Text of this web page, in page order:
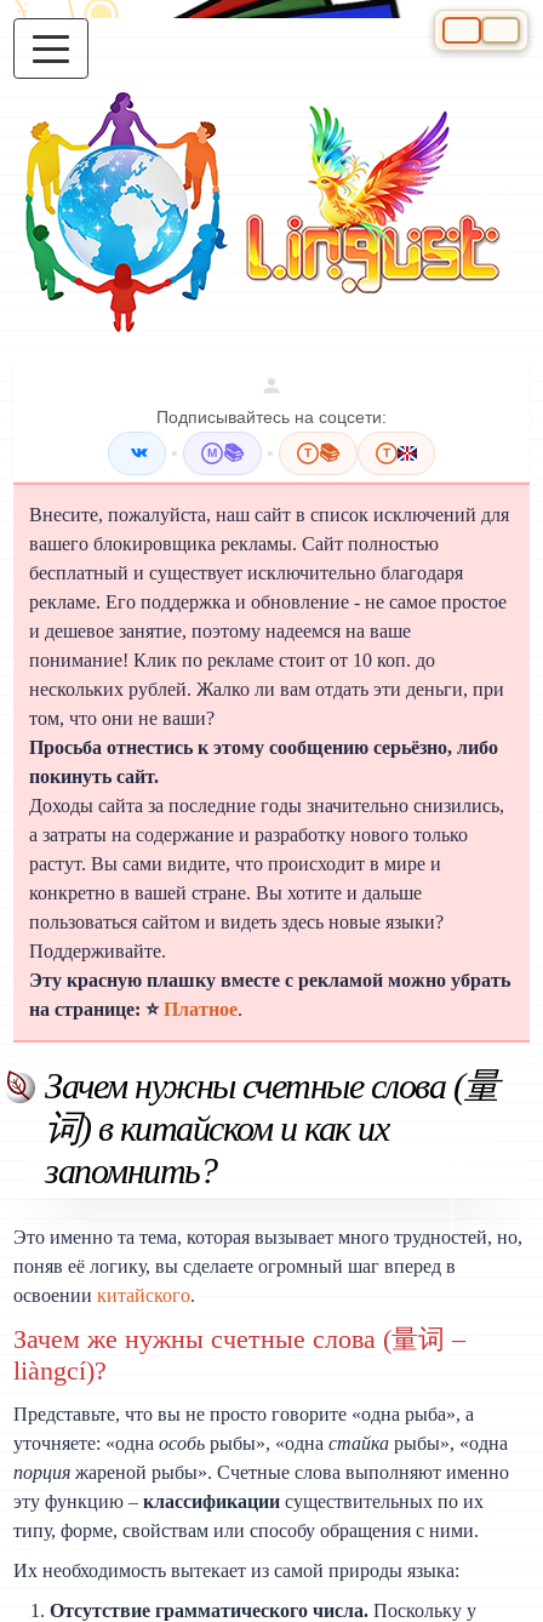
Подписывайтесь на соцсети:
• M 📚 • T 📚 T
Внесите, пожалуйста, наш сайт в список исключений для
вашего блокировщика рекламы. Сайт полностью
бесплатный и существует исключительно благодаря
рекламе. Его поддержка и обновление - не самое простое
и дешевое занятие, поэтому надеемся на ваше
понимание! Клик по рекламе стоит от 10 коп. до
нескольких рублей. Жалко ли вам отдать эти деньги, при
том, что они не ваши?
Просьба отнестись к этому сообщению серьёзно, либо
покинуть сайт.
Доходы сайта за последние годы значительно снизились,
а затраты на содержание и разработку нового только
растут. Вы сами видите, что происходит в мире и
конкретно в вашей стране. Вы хотите и дальше
пользоваться сайтом и видеть здесь новые языки?
Поддерживайте.
Эту красную плашку вместе с рекламой можно убрать
на странице: ⭐Платное.
Зачем нужны счетные слова (量
词) в китайском и как их
запомнить?
Это именно та тема, которая вызывает много трудностей, но,
поняв её логику, вы сделаете огромный шаг вперед в
освоениикитайского.
Зачем же нужны счетные слова (量词 –
liàngcí)?
Представьте, что вы не просто говорите «одна рыба», а
уточняете: «однаособь рыбы», «однастайка рыбы», «одна
порция жареной рыбы». Счетные слова выполняют именно
эту функцию –классификации существительных по их
типу, форме, свойствам или способу обращения с ними.
Их необходимость вытекает из самой природы языка:
Отсутствие грамматического числа. Поскольку у